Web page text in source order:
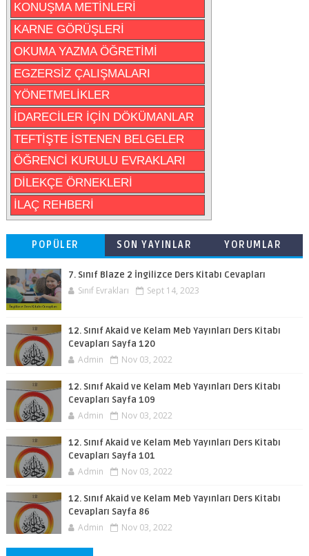
KONUŞMA METİNLERİ
KARNE GÖRÜŞLERİ
OKUMA YAZMA ÖĞRETİMİ
EGZERSİZ ÇALIŞMALARI
YÖNETMELİKLER
İDARECİLER İÇİN DÖKÜMANLAR
TEFTİŞTE İSTENEN BELGELER
ÖĞRENCİ KURULU EVRAKLARI
DİLEKÇE ÖRNEKLERİ
İLAÇ REHBERİ
POPÜLER SON YAYINLAR YORUMLAR
7. Sınıf Blaze 2 İngilizce Ders Kitabı Cevapları
Sınıf Evrakları Sept 14, 2023
12. Sınıf Akaid ve Kelam Meb Yayınları Ders Kitabı
Cevapları Sayfa 120
Admin Nov 03, 2022
12. Sınıf Akaid ve Kelam Meb Yayınları Ders Kitabı
Cevapları Sayfa 109
Admin Nov 03, 2022
12. Sınıf Akaid ve Kelam Meb Yayınları Ders Kitabı
Cevapları Sayfa 101
Admin Nov 03, 2022
12. Sınıf Akaid ve Kelam Meb Yayınları Ders Kitabı
Cevapları Sayfa 86
Admin Nov 03, 2022